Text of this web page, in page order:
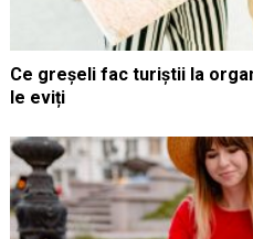
Ce greșeli fac turiștii la
le eviți